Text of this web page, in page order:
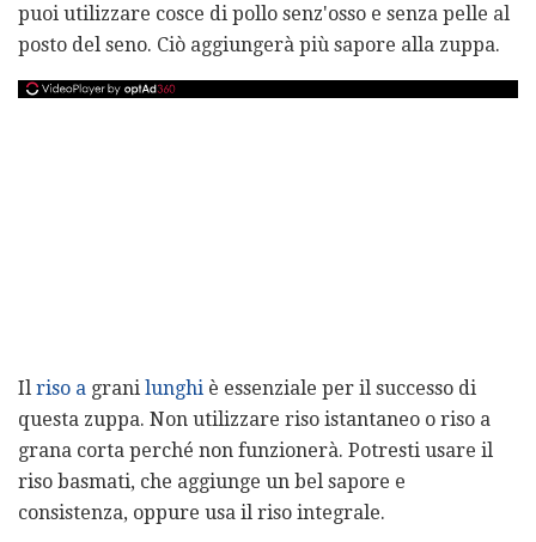
puoi utilizzare cosce di pollo senz'osso e senza pelle al
posto del seno. Ciò aggiungerà più sapore alla zuppa.
Il riso a grani lunghi è essenziale per il successo di
questa zuppa. Non utilizzare riso istantaneo o riso a
grana corta perché non funzionerà. Potresti usare il
riso basmati, che aggiunge un bel sapore e
consistenza, oppure usa il riso integrale.